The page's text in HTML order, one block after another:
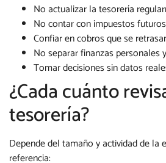
No actualizar la tesorería
No contar con impuestos futuros
Confiar en cobros que se
No separar finanzas personales
Tomar decisiones sin datos
¿Cada cuánto
tesorería?
Depende del tamaño y actividad de la
referencia: